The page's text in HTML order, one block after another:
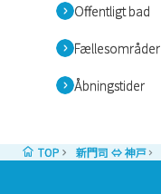
Offentligt bad
Fællesområder
Åbningstider
TOP 新門司 ⇔ 神戸